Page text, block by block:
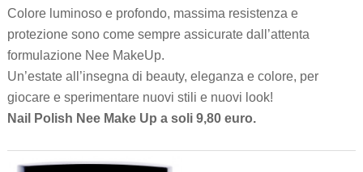
Colore luminoso e profondo, massima resistenza e
protezione sono come sempre assicurate dall’attenta
formulazione Nee MakeUp.
Un’estate all’insegna di beauty, eleganza e colore, per
giocare e sperimentare nuovi stili e nuovi look!
Nail Polish Nee Make Up a soli 9,80 euro.